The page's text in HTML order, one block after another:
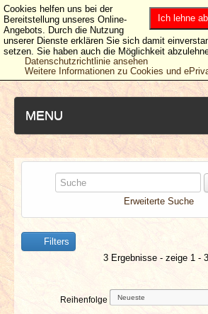
MENU
NEUESTE ARTIKEL
NEWS & DATES
BERICHTE
VERLOSUNGEN
Erweiterte Suche
Filters
3 Ergebnisse - zeige 1 - 3
Reihenfolge
Ich lehne ab
Cookies helfen uns bei der
Bereitstellung unseres Online-
Angebots. Durch die Nutzung
unserer Dienste erklären Sie sich damit
setzen. Sie haben auch die Möglichkeit
Datenschutzrichtlinie ansehen
Weitere Informationen zu Cookies und